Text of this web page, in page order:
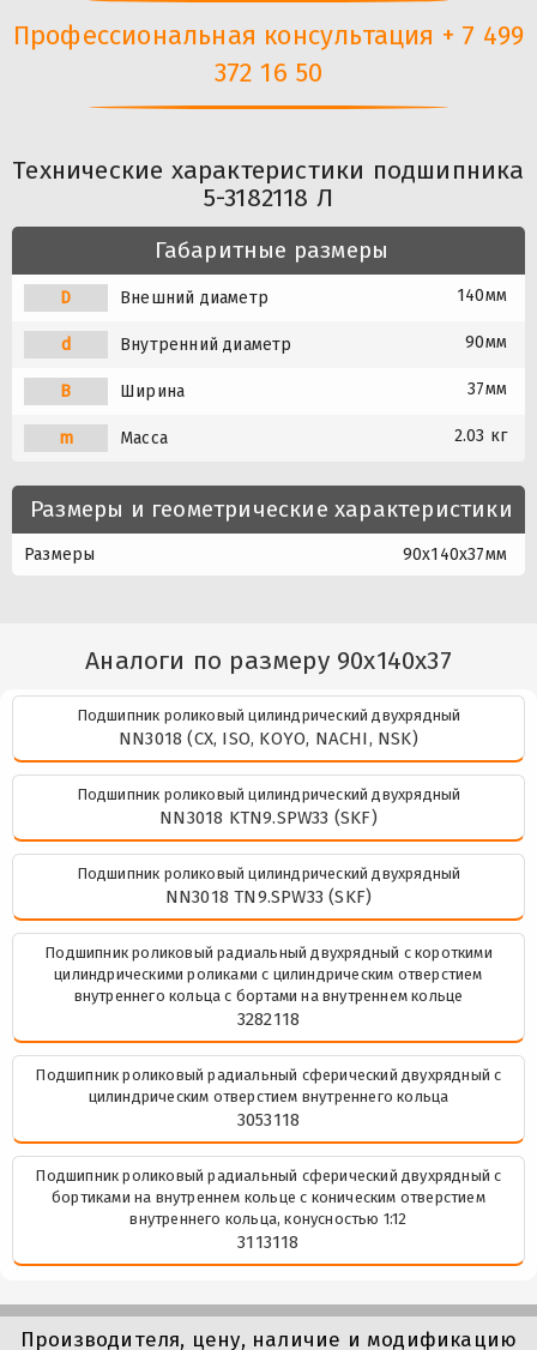
Профессиональная консультация + 7 499
372 16 50
Технические характеристики подшипника
5-3182118 Л
Габаритные размеры
D Внешний диаметр 140мм
d Внутренний диаметр 90мм
B Ширина 37мм
m Масса 2.03 кг
Размеры и геометрические характеристики
Размеры 90x140x37мм
Аналоги по размеру 90x140x37
Подшипник роликовый цилиндрический двухрядный
NN3018 (CX, ISO, KOYO, NACHI, NSK)
Подшипник роликовый цилиндрический двухрядный
NN3018 KTN9.SPW33 (SKF)
Подшипник роликовый цилиндрический двухрядный
NN3018 TN9.SPW33 (SKF)
Подшипник роликовый радиальный двухрядный с короткими
цилиндрическими роликами с цилиндрическим отверстием
внутреннего кольца с бортами на внутреннем кольце
3282118
Подшипник роликовый радиальный сферический двухрядный с
цилиндрическим отверстием внутреннего кольца
3053118
Подшипник роликовый радиальный сферический двухрядный с
бортиками на внутреннем кольце с коническим отверстием
внутреннего кольца, конусностью 1:12
3113118
Производителя, цену, наличие и модификацию